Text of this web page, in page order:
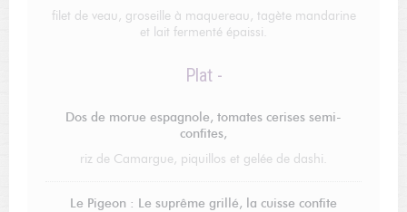
filet de veau, groseille à maquereau, tagète mandarine
et lait fermenté épaissi.
Plat -
Dos de morue espagnole, tomates cerises semi-
confites,
riz de Camargue, piquillos et gelée de dashi.
Le Pigeon : Le suprême grillé, la cuisse confite